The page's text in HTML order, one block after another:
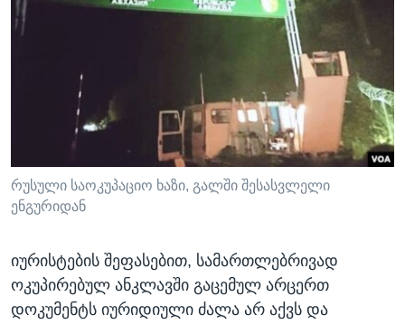
რუსული საოკუპაციო ხაზი, გალში შესასვლელი
ენგურიდან
იურისტების შეფასებით, სამართლებრივად
ოკუპირებულ ანკლავში გაცემულ არცერთ
დოკუმენტს იურიდიული ძალა არ აქვს და